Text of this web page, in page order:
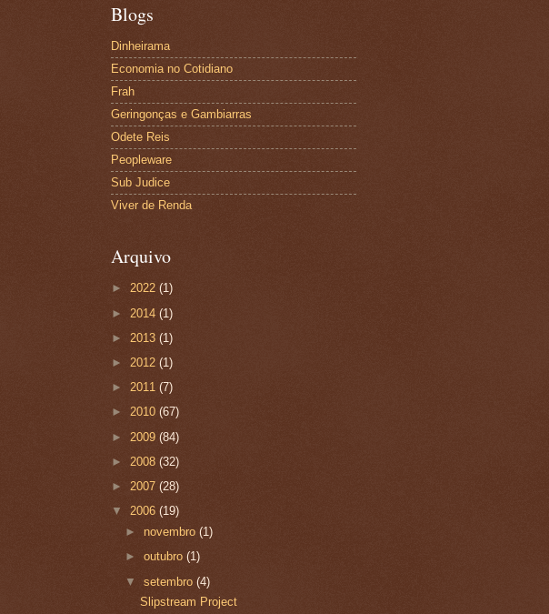
Blogs
Dinheirama
Economia no Cotidiano
Frah
Geringonças e Gambiarras
Odete Reis
Peopleware
Sub Judice
Viver de Renda
Arquivo
► 2022 (1)
► 2014 (1)
► 2013 (1)
► 2012 (1)
► 2011 (7)
► 2010 (67)
► 2009 (84)
► 2008 (32)
► 2007 (28)
▼ 2006 (19)
►novembro(1)
►outubro(1)
▼setembro(4)
Slipstream Project